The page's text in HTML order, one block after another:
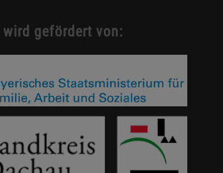
wird gefördert von: